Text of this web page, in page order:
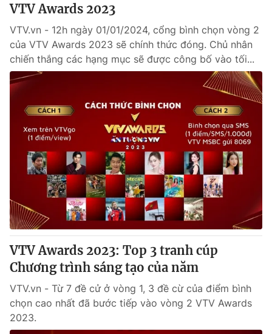
VTV Awards 2023
VTV.vn - 12h ngày 01/01/2024, cổng bình chọn vòng 2
của VTV Awards 2023 sẽ chính thức đóng. Chủ nhân
chiến thắng các hạng mục sẽ được công bố vào tối...
VTV Awards 2023: Top 3 tranh cúp
Chương trình sáng tạo của năm
VTV.vn - Từ 7 đề cử ở vòng 1, 3 đề cừ của điểm bình
chọn cao nhất đã bước tiếp vào vòng 2 VTV Awards
2023.